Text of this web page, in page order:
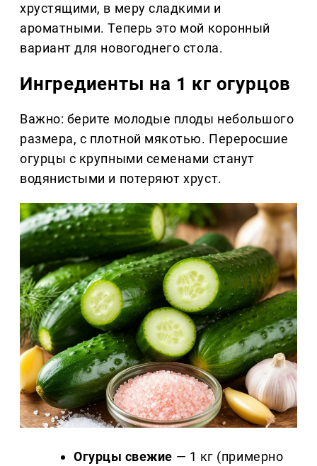
хрустящими, в меру сладкими и
ароматными. Теперь это мой коронный
вариант для новогоднего стола.
Ингредиенты на 1 кг огурцов
Важно: берите молодые плоды небольшого
размера, с плотной мякотью. Переросшие
огурцы с крупными семенами станут
водянистыми и потеряют хруст.
Огурцы свежие — 1 кг (примерно